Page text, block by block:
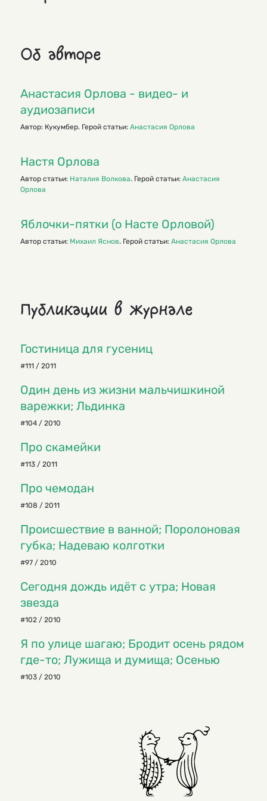
Об авторе
Анастасия Орлова - видео- и
аудиозаписи
Автор: Кукумбер. Герой статьи: Анастасия Орлова
Настя Орлова
Автор статьи: Наталия Волкова. Герой статьи: Анастасия
Орлова
Яблочки-пятки (о Насте Орловой)
Автор статьи: Михаил Яснов. Герой статьи: Анастасия Орлова
Публикации в журнале
Гостиница для гусениц
#111 / 2011
Один день из жизни мальчишкиной
варежки; Льдинка
#104 / 2010
Про скамейки
#113 / 2011
Про чемодан
#108 / 2011
Происшествие в ванной; Поролоновая
губка; Надеваю колготки
#97 / 2010
Сегодня дождь идёт с утра; Новая
звезда
#102 / 2010
Я по улице шагаю; Бродит осень рядом
где-то; Лужища и думища; Осенью
#103 / 2010